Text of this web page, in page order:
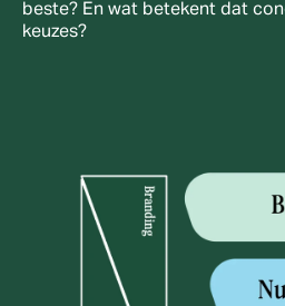
beste? En wat betekent dat
keuzes?